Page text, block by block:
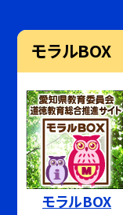
モラルBOX
モラルBOX